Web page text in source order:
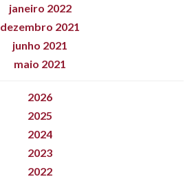
janeiro 2022
dezembro 2021
junho 2021
maio 2021
2026
2025
2024
2023
2022